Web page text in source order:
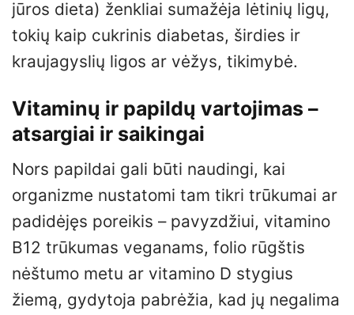
jūros dieta) ženkliai sumažėja lėtinių ligų,
tokių kaip cukrinis diabetas, širdies ir
kraujagyslių ligos ar vėžys, tikimybė.
Vitaminų ir papildų vartojimas –
atsargiai ir saikingai
Nors papildai gali būti naudingi, kai
organizme nustatomi tam tikri trūkumai ar
padidėjęs poreikis – pavyzdžiui, vitamino
B12 trūkumas veganams, folio rūgštis
nėštumo metu ar vitamino D stygius
žiemą, gydytoja pabrėžia, kad jų negalima